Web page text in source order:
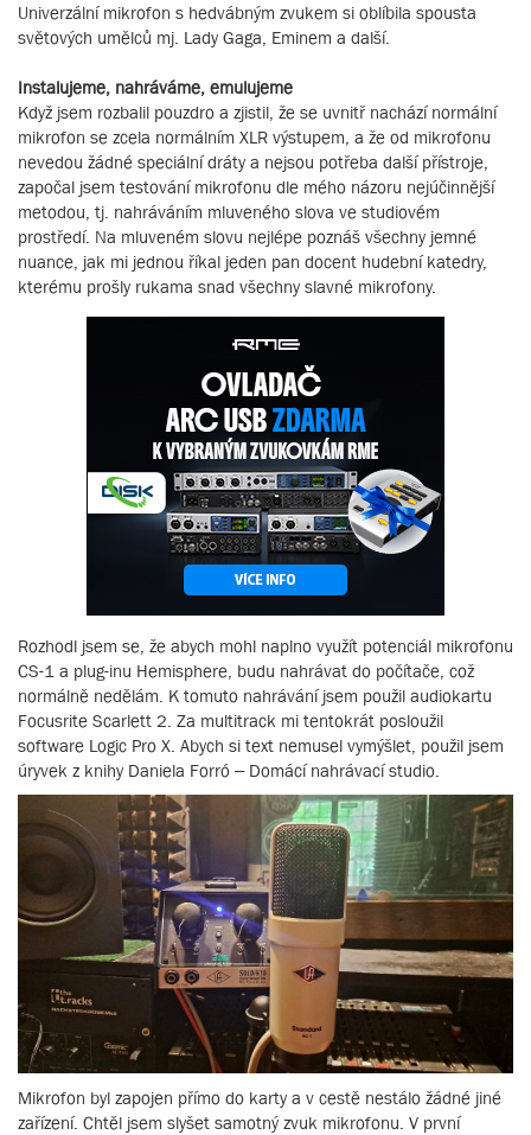
Univerzální mikrofon s hedvábným zvukem si oblíbila spousta
světových umělců mj. Lady Gaga, Eminem a další.
Instalujeme, nahráváme, emulujeme
Když jsem rozbalil pouzdro a zjistil, že se uvnitř nachází normální
mikrofon se zcela normálním XLR výstupem, a že od mikrofonu
nevedou žádné speciální dráty a nejsou potřeba další přístroje,
započal jsem testování mikrofonu dle mého názoru nejúčinnější
metodou, tj. nahráváním mluveného slova ve studiovém
prostředí. Na mluveném slovu nejlépe poznáš všechny jemné
nuance, jak mi jednou říkal jeden pan docent hudební katedry,
kterému prošly rukama snad všechny slavné mikrofony.
Rozhodl jsem se, že abych mohl naplno využít potenciál mikrofonu
CS-1 a plug-inu Hemisphere, budu nahrávat do počítače, což
normálně nedělám. K tomuto nahrávání jsem použil audiokartu
Focusrite Scarlett 2. Za multitrack mi tentokrát posloužil
software Logic Pro X. Abych si text nemusel vymýšlet, použil jsem
úryvek z knihy Daniela Forró – Domácí nahrávací studio.
Mikrofon byl zapojen přímo do karty a v cestě nestálo žádné jiné
zařízení. Chtěl jsem slyšet samotný zvuk mikrofonu. V první